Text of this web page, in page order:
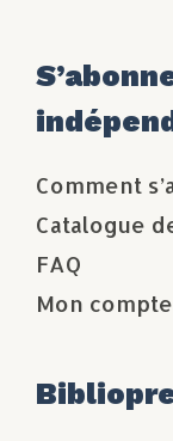
Comment
Catalogue
FAQ
Mon compte